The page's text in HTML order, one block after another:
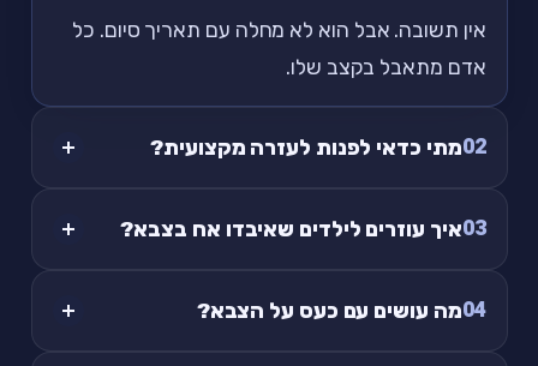
אין תשובה. אבל הוא לא מחלה עם תאריך סיום. כל
אדם מתאבל בקצב שלו.
02מתי כדאי לפנות לעזרה מקצועית?
03איך עוזרים לילדים שאיבדו אח בצבא?
04מה עושים עם כעס על הצבא?